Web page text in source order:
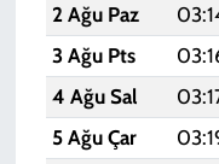
2 Ağu Paz
3 Ağu Pts
4 Ağu Sal
5 Ağu Çar